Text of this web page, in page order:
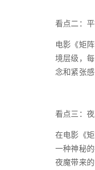
看点二：
电影《矩
境层级，
念和紧张
看点三：
在电影《
一种神秘
夜魔带来